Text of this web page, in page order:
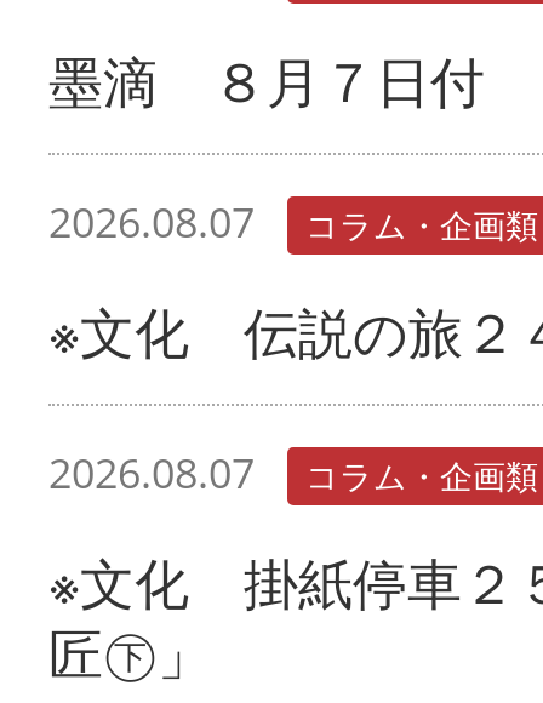
墨滴 ８月７日付
2026.08.07 コラム・企画類
※文化 伝説の旅２
2026.08.07 コラム・企画類
※文化 掛紙停車２
匠㊦」